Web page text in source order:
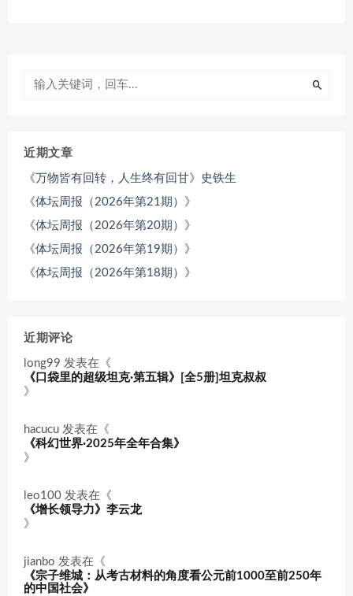
近期文章
《万物皆有回转，人生终有回甘》史铁生
《体坛周报（2026年第21期）》
《体坛周报（2026年第20期）》
《体坛周报（2026年第19期）》
《体坛周报（2026年第18期）》
近期评论
long99 发表在《
《口袋里的超级坦克·第五辑》[全5册]坦克叔叔
》
hacucu 发表在《
《科幻世界·2025年全年合集》
》
leo100 发表在《
《增长领导力》李云龙
》
jianbo 发表在《
《宗子维城：从考古材料的角度看公元前1000至前250年
的中国社会》